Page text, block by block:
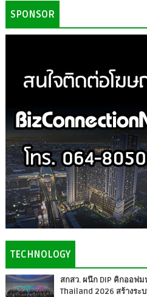
SPONSOR
TECHNOLOGY
สกสว. ผนึก DIP คิกออฟม
Thailand 2026 สร้างร